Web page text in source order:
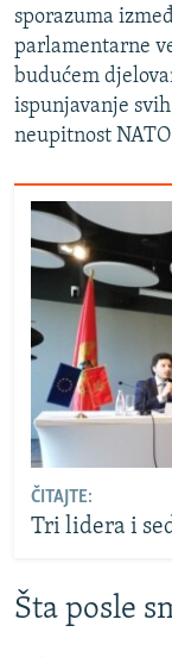
sporazuma
parlamentarne
budućem
ispunjavanje
neupitnost
ČITAJTE:
Tri lidera i
Šta posle